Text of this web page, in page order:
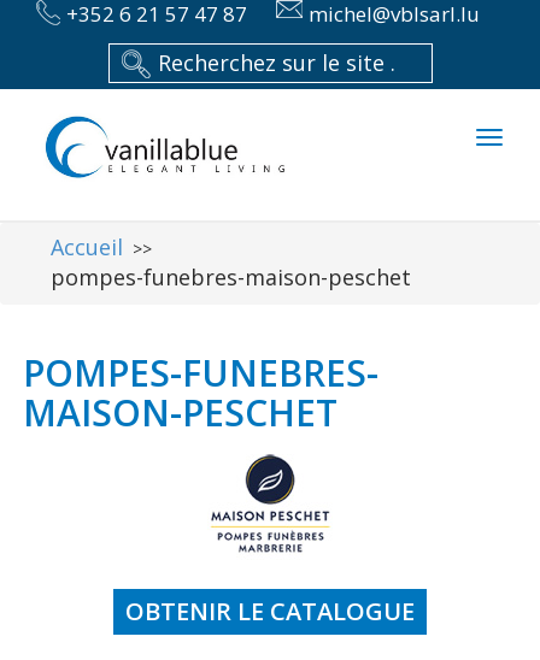
+352 6 21 57 47 87 michel@vblsarl.lu
Accueil >>
pompes-funebres-maison-peschet
POMPES-FUNEBRES-
MAISON-PESCHET
OBTENIR LE CATALOGUE